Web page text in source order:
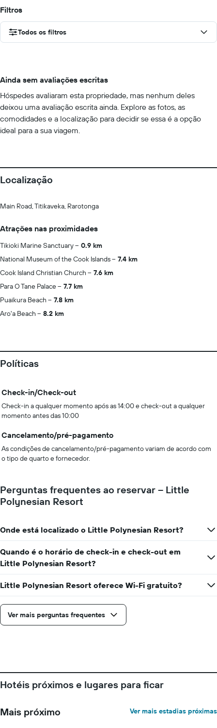
Filtros
Todos os filtros
Ainda sem avaliações escritas
Hóspedes avaliaram esta propriedade, mas nenhum deles
deixou uma avaliação escrita ainda. Explore as fotos, as
comodidades e a localização para decidir se essa é a opção
ideal para a sua viagem.
Localização
Main Road, Titikaveka, Rarotonga
Atrações nas proximidades
Tikioki Marine Sanctuary
0.9 km
National Museum of the Cook Islands
7.4 km
Cook Island Christian Church
7.6 km
Para O Tane Palace
7.7 km
Puaikura Beach
7.8 km
Aro'a Beach
8.2 km
Políticas
Check-in/Check-out
Check-in a qualquer momento após as 14:00 e check-out a qualquer
momento antes das 10:00
Cancelamento/pré-pagamento
As condições de cancelamento/pré-pagamento variam de acordo com
o tipo de quarto e fornecedor.
Perguntas frequentes ao reservar – Little
Polynesian Resort
Onde está localizado o Little Polynesian Resort?
Quando é o horário de check-in e check-out em
Little Polynesian Resort?
Little Polynesian Resort oferece Wi-Fi gratuito?
Ver mais perguntas frequentes
Hotéis próximos e lugares para ficar
Mais próximo Ver mais estadias próximas